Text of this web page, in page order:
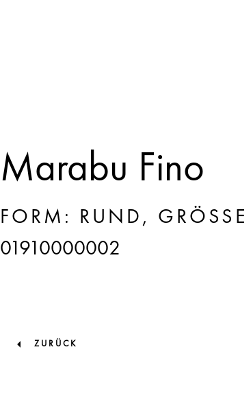
Marabu Fino
FORM: RUND, GRÖSSE 2
01910000002
ZURÜCK